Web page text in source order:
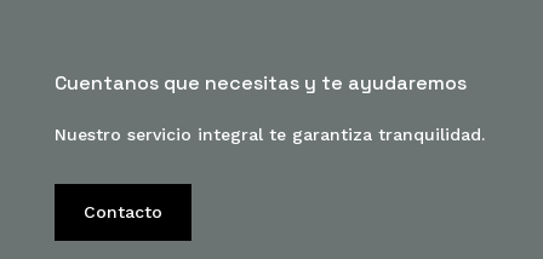
Cuentanos que necesitas y te ayudaremos
Nuestro servicio integral te garantiza tranquilidad.
Contacto